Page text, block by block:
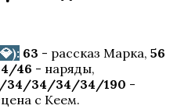
63 - рассказ Марка, 56
46 - наряды,
34/34/34/34/190 -
с Кеем.